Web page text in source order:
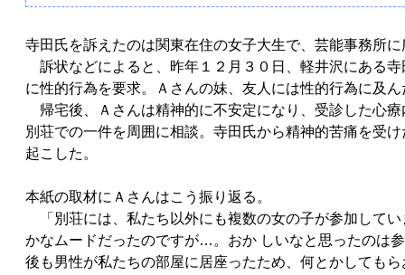
寺田氏を訴えたのは関東在住の女子大生で、芸能事務所
訴状などによると、昨年１２月３０日、軽井沢にある
に性的行為を要求。Ａさんの妹、友人には性的行為に及
帰宅後、Ａさんは精神的に不安定になり、受診した心
別荘での一件を周囲に相談。寺田氏から精神的苦痛を受
起こした。
本紙の取材にＡさんはこう振り返る。
「別荘には、私たち以外にも複数の女の子が参加して
かなムードだったのですが…。おか しいなと思ったのは
後も男性が私たちの部屋に居座ったため、何とかしても